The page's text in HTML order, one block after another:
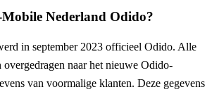
Nederland Odido?
in september 2023 officieel Odido. Alle
overgedragen naar het nieuwe Odido-
van voormalige klanten. Deze gegevens